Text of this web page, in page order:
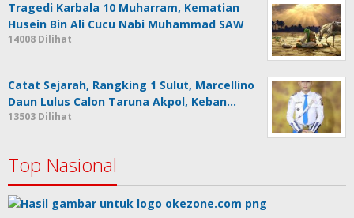
Tragedi Karbala 10 Muharram, Kematian
Husein Bin Ali Cucu Nabi Muhammad SAW
14008 Dilihat
Catat Sejarah, Rangking 1 Sulut, Marcellino
Daun Lulus Calon Taruna Akpol, Keban…
13503 Dilihat
Top Nasional